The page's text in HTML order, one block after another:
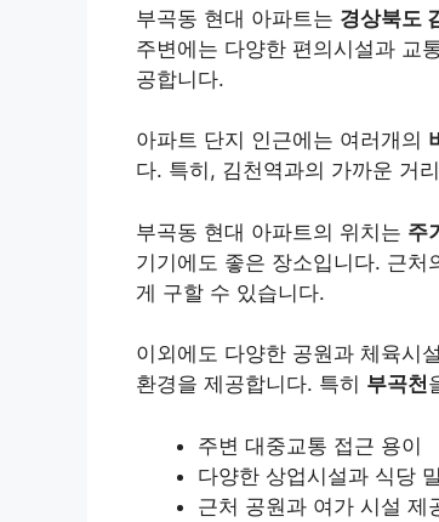
부곡동 현대 아파트는 경상북도
주변에는 다양한 편의시설과 교
공합니다.
아파트 단지 인근에는 여러개의
다. 특히, 김천역과의 가까운 거
부곡동 현대 아파트의 위치는 주
기기에도 좋은 장소입니다. 근
게 구할 수 있습니다.
이외에도 다양한 공원과 체육시
환경을 제공합니다. 특히 부곡천
주변 대중교통 접근 용이
다양한 상업시설과 식당
근처 공원과 여가 시설 제